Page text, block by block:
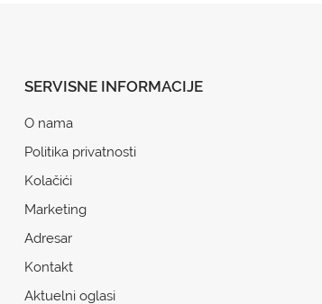
SERVISNE INFORMACIJE
O nama
Politika privatnosti
Kolačići
Marketing
Adresar
Kontakt
Aktuelni oglasi